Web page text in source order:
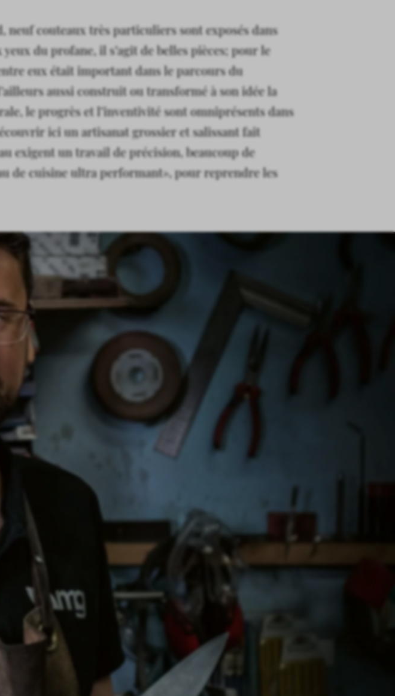
neuf couteaux très particuliers sont exposés dans
du profane, il s’agit de belles pièces; pour le
eux était important dans le parcours du
aussi construit ou transformé à son idée la
le progrès et l’inventivité sont omniprésents dans
ici un artisanat grossier et salissant fait
exigent un travail de précision, beaucoup de
de cuisine ultra performant», pour reprendre les